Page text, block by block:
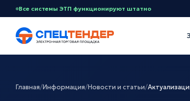
Все системы ЭТП функционируют штатно
Главная/Информация/Новости и статьи/